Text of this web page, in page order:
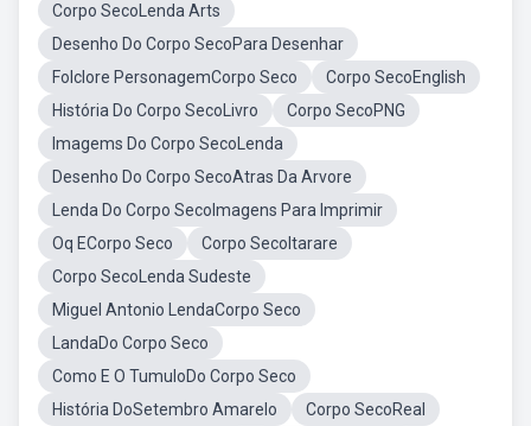
Corpo SecoLenda Arts
Desenho Do Corpo SecoPara Desenhar
Folclore PersonagemCorpo Seco
Corpo SecoEnglish
História Do Corpo SecoLivro
Corpo SecoPNG
Imagems Do Corpo SecoLenda
Desenho Do Corpo SecoAtras Da Arvore
Lenda Do Corpo SecoImagens Para Imprimir
Oq ECorpo Seco
Corpo SecoItarare
Corpo SecoLenda Sudeste
Miguel Antonio LendaCorpo Seco
LandaDo Corpo Seco
Como E O TumuloDo Corpo Seco
História DoSetembro Amarelo
Corpo SecoReal